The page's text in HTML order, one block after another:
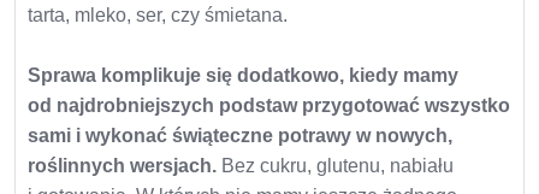
tarta, mleko, ser, czy śmietana.
Sprawa komplikuje się dodatkowo, kiedy mamy
od najdrobniejszych podstaw przygotować wszystko
sami i wykonać świąteczne potrawy w nowych,
roślinnych wersjach. Bez cukru, glutenu, nabiału